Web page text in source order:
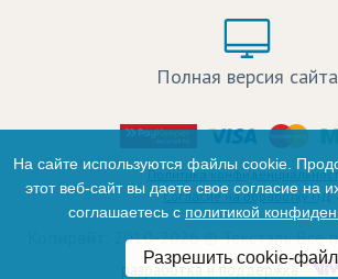
Полная версия сайта
Политика
Согласие на обработку ПД
Копирайт: 2010-2026 © Текстэль Все
разработка и поддержка
-
На сайте используются файлы cookie.
этот веб-сайт вы даете свое согласие на
соглашаетесь с политикой
Разрешить cookie-